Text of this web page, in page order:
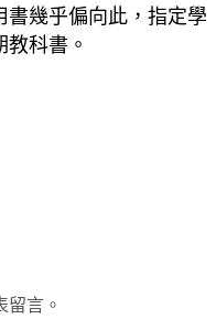
書幾乎偏向此，指定學
科書。
留言。